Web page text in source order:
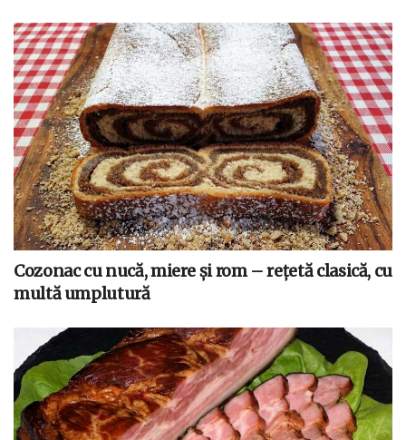
Cozonac cu nucă, miere și rom – rețetă clasică, cu
multă umplutură